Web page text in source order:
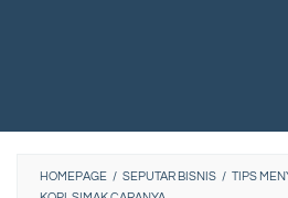
HOMEPAGE / SEPUTAR BISNIS / TIPS